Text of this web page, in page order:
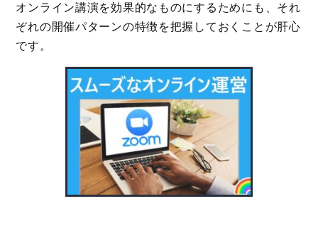
オンライン講演を効果的なものにするためにも、それ
ぞれの開催パターンの特徴を把握しておくことが肝心
です。